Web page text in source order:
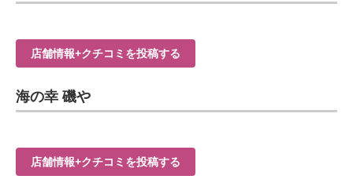
店舗情報+クチコミを投稿する
海の幸 磯や
店舗情報+クチコミを投稿する